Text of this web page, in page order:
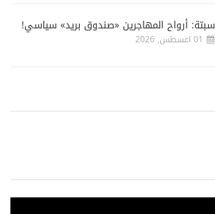
سبتة: أرواح المهاجرين «صندوق بريد» سياسي!
01 اغسطس, 2026